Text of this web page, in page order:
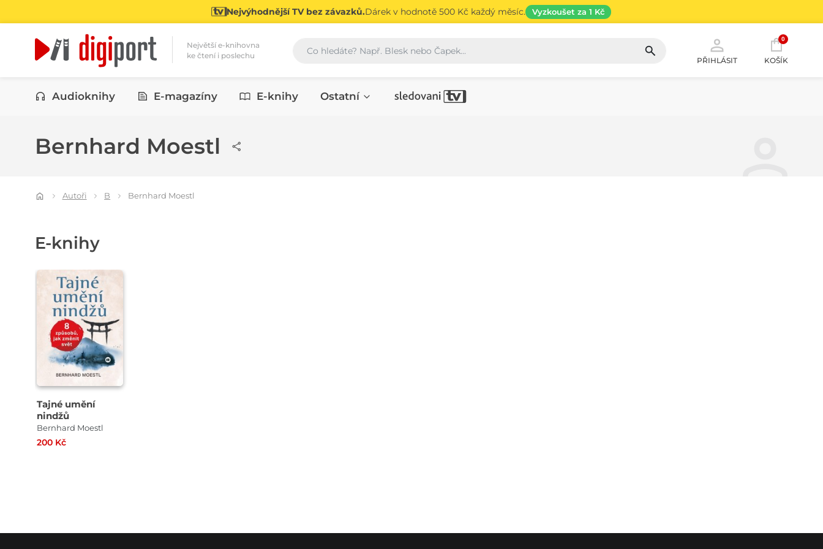
Nejvýhodnější TV bez závazků.Dárek v hodnotě 500 Kč každý měsíc. Vyzkoušet za 1 Kč
Největší e-knihovna
ke čtení i poslechu
Vyhledávání
PŘIHLÁSIT
0
KOŠÍK
Kategorie
Audioknihy E-magazíny E-knihy Ostatní
Bernhard Moestl
Autoři B Bernhard Moestl
E-knihy
Tajné umění
nindžů
Bernhard Moestl
200 Kč